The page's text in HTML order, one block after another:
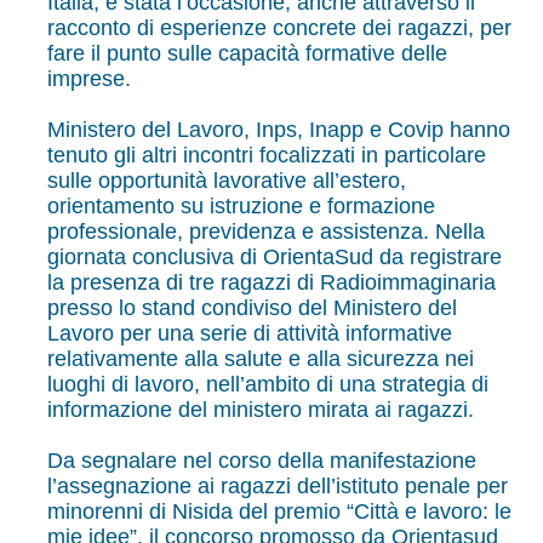
racconto di esperienze concrete dei ragazzi, per
fare il punto sulle capacità formative delle
imprese.
Ministero del Lavoro, Inps, Inapp e Covip hanno
tenuto gli altri incontri focalizzati in particolare
sulle opportunità lavorative all’estero,
orientamento su istruzione e formazione
professionale, previdenza e assistenza. Nella
giornata conclusiva di OrientaSud da registrare
la presenza di tre ragazzi di Radioimmaginaria
presso lo stand condiviso del Ministero del
Lavoro per una serie di attività informative
relativamente alla salute e alla sicurezza nei
luoghi di lavoro, nell’ambito di una strategia di
informazione del ministero mirata ai ragazzi.
Da segnalare nel corso della manifestazione
l’assegnazione ai ragazzi dell’istituto penale per
minorenni di Nisida del premio “Città e lavoro: le
mie idee”, il concorso promosso da Orientasud